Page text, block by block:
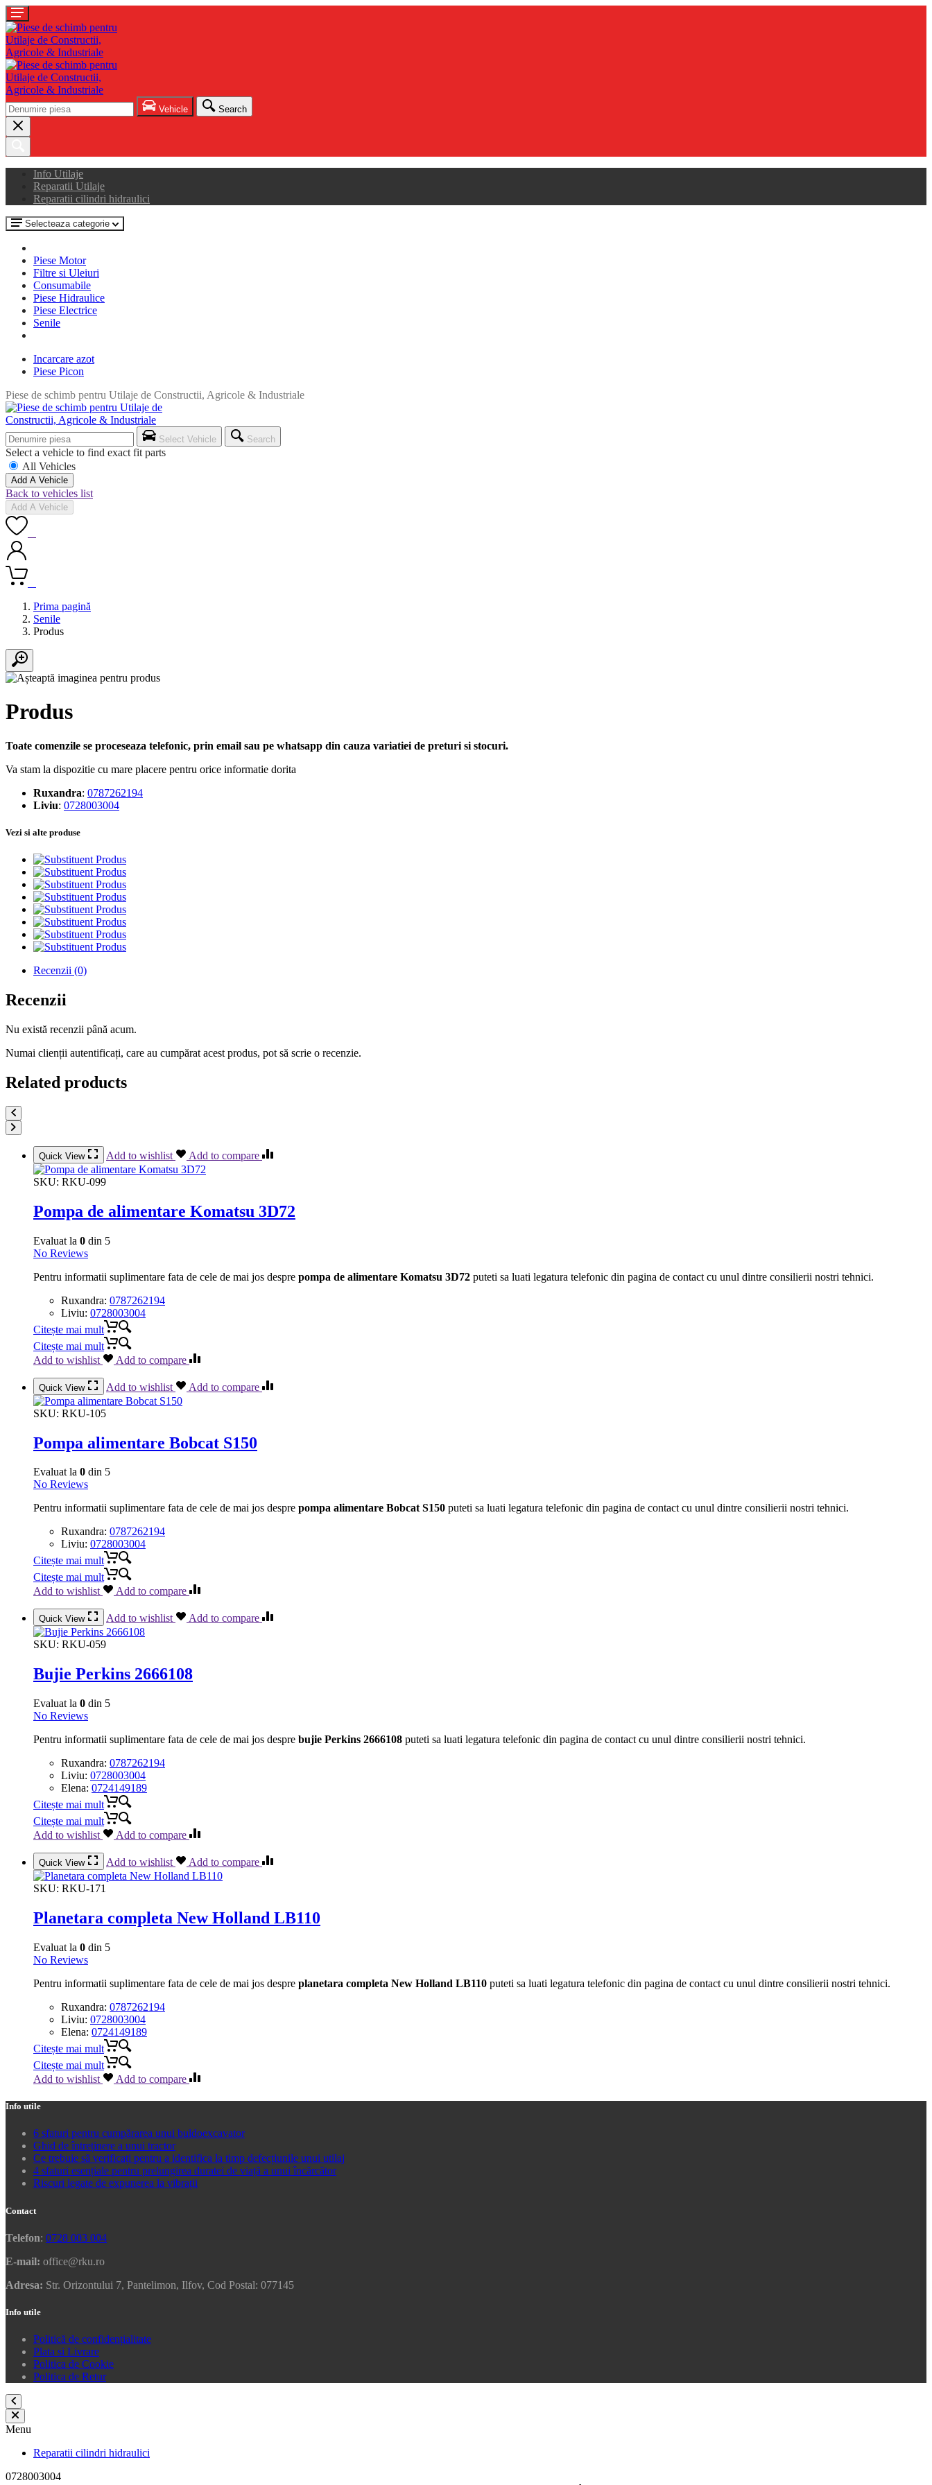
Vehicle Search
Info Utilaje
Reparatii Utilaje
Reparatii cilindri hidraulici
Selecteaza categorie
Piese Motor
Filtre si Uleiuri
Consumabile
Piese Hidraulice
Piese Electrice
Senile
Incarcare azot
Piese Picon
Piese de schimb pentru Utilaje de Constructii, Agricole & Industriale
Select Vehicle Search
Select a vehicle to find exact fit parts
All Vehicles
Add A Vehicle
Back to vehicles list
Add A Vehicle
Prima pagină
Senile
Produs
Produs
Toate comenzile se proceseaza telefonic, prin email sau pe whatsapp din cauza variatiei de preturi si stocuri.
Va stam la dispozitie cu mare placere pentru orice informatie dorita
Ruxandra: 0787262194
Liviu: 0728003004
Vezi si alte produse
Produs
Produs
Produs
Produs
Produs
Produs
Produs
Produs
Recenzii (0)
Recenzii
Nu există recenzii până acum.
Numai clienții autentificați, care au cumpărat acest produs, pot să scrie o recenzie.
Related products
Quick View Add to wishlist Add to compare
SKU: RKU-099
Pompa de alimentare Komatsu 3D72
Evaluat la 0 din 5
No Reviews
Pentru informatii suplimentare fata de cele de mai jos despre pompa de alimentare Komatsu 3D72 puteti sa luati legatura telefonic din pagina de contact cu unul dintre consilierii nostri tehnici.
Ruxandra: 0787262194
Liviu: 0728003004
Citește mai mult
Citește mai mult
Add to wishlist
Add to compare
Quick View Add to wishlist Add to compare
SKU: RKU-105
Pompa alimentare Bobcat S150
Evaluat la 0 din 5
No Reviews
Pentru informatii suplimentare fata de cele de mai jos despre pompa alimentare Bobcat S150 puteti sa luati legatura telefonic din pagina de contact cu unul dintre consilierii nostri tehnici.
Ruxandra: 0787262194
Liviu: 0728003004
Citește mai mult
Citește mai mult
Add to wishlist
Add to compare
Quick View Add to wishlist Add to compare
SKU: RKU-059
Bujie Perkins 2666108
Evaluat la 0 din 5
No Reviews
Pentru informatii suplimentare fata de cele de mai jos despre bujie Perkins 2666108 puteti sa luati legatura telefonic din pagina de contact cu unul dintre consilierii nostri tehnici.
Ruxandra: 0787262194
Liviu: 0728003004
Elena: 0724149189
Citește mai mult
Citește mai mult
Add to wishlist
Add to compare
Quick View Add to wishlist Add to compare
SKU: RKU-171
Planetara completa New Holland LB110
Evaluat la 0 din 5
No Reviews
Pentru informatii suplimentare fata de cele de mai jos despre planetara completa New Holland LB110 puteti sa luati legatura telefonic din pagina de contact cu unul dintre consilierii nostri tehnici.
Ruxandra: 0787262194
Liviu: 0728003004
Elena: 0724149189
Citește mai mult
Citește mai mult
Add to wishlist
Add to compare
Info utile
6 sfaturi pentru cumpărarea unui buldoexcavator
Ghid de întreținere a unui tractor
Ce trebuie să verificați pentru a identifica la timp defecțiunile unui utilaj
4 sfaturi esențiale pentru prelungirea duratei de viață a unui încărcător
Riscuri legate de expunerea la vibrații
Contact
Telefon: 0728 003 004
E-mail: office@rku.ro
Adresa: Str. Orizontului 7, Pantelimon, Ilfov, Cod Postal: 077145
Info utile
Politică de confidențialitate
Plata si Livrare
Politica de Cookie
Politica de Retur
Menu
Reparatii cilindri hidraulici
0728003004